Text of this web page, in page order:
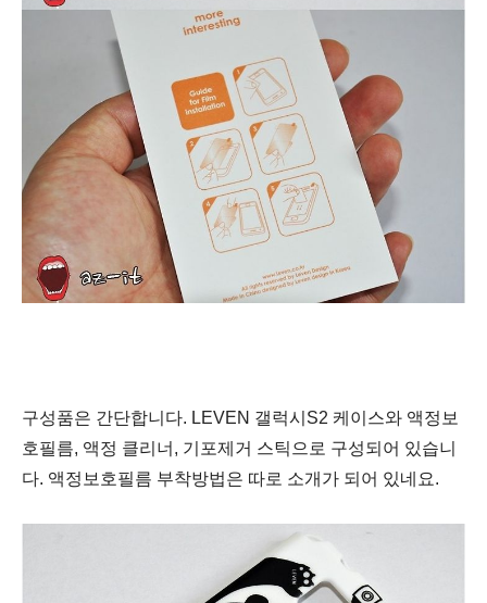
구성품은 간단합니다. LEVEN 갤럭시S2 케이스와 액정보
호필름, 액정 클리너, 기포제거 스틱으로 구성되어 있습니
다. 액정보호필름 부착방법은 따로 소개가 되어 있네요.